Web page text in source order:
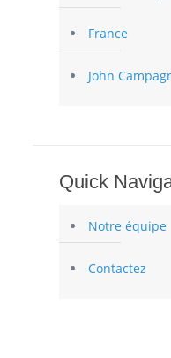
France
John
Quick
Notre équipe
Contactez